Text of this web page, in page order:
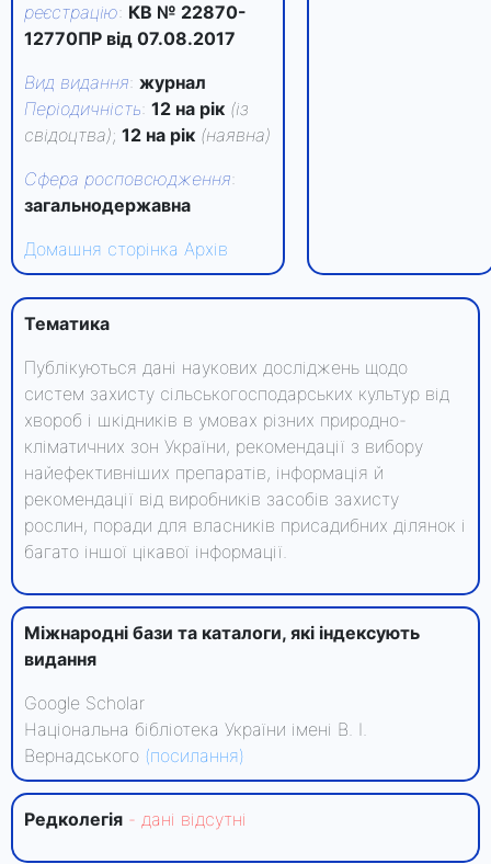
реєстрацію: КВ № 22870-
12770ПР від 07.08.2017
Вид видання: журнал
Періодичність: 12 на рік (із
свідоцтва); 12 на рік (наявна)
Сфера росповсюдження:
загальнодержавна
Домашня сторінка Архів
Тематика
Публікуються дані наукових досліджень щодо
систем захисту сільськогосподарських культур від
хвороб і шкідників в умовах різних природно-
кліматичних зон України, рекомендації з вибору
найефективніших препаратів, інформація й
рекомендації від виробників засобів захисту
рослин, поради для власників присадибних ділянок і
багато іншої цікавої інформації.
Міжнародні бази та каталоги, які індексують
видання
Google Scholar
Національна бібліотека України імені В. І.
Вернадського (посилання)
Редколегiя - данi вiдсутнi